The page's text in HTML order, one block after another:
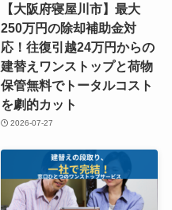
【大阪府寝屋川市】最大
250万円の除却補助金対
応！往復引越24万円からの
建替えワンストップと荷物
保管無料でトータルコスト
を劇的カット
2026-07-27